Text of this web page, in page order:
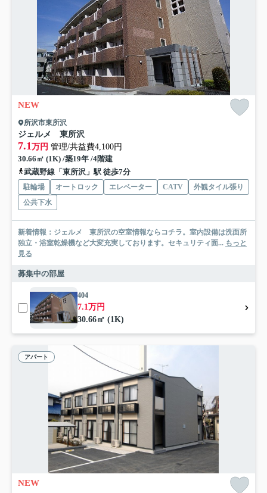
NEW
所沢市東所沢
ジェルメ 東所沢
7.1 万円 管理/共益費4,100円
30.66㎡ (1K) /築19年 /4階建
武蔵野線「東所沢」駅 徒歩7分
駐輪場 オートロック エレベーター CATV
外観タイル張り
公共下水
新着情報：ジェルメ 東所沢の空室情報ならコチラ。室内設備は洗面所
独立・浴室乾燥機など大変充実しております。セキュリティ面... もっと
見る
募集中の部屋
404
7.1万円
30.66㎡ (1K)
アパート
NEW